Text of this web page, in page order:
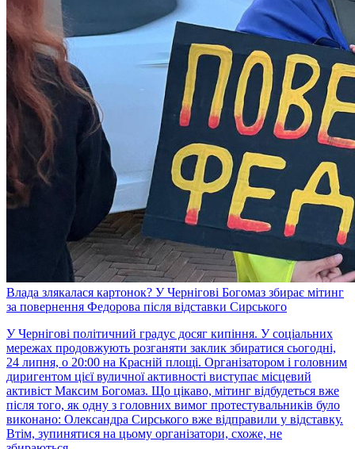
Влада злякалася картонок? У Чернігові Богомаз збирає мітинг
за повернення Федорова після відставки Сирського
У Чернігові політичний градус досяг кипіння. У соціальних
мережах продовжують розганяти заклик збиратися сьогодні,
24 липня, о 20:00 на Красній площі. Організатором і головним
диригентом цієї вуличної активності виступає місцевий
активіст Максим Богомаз. Що цікаво, мітинг відбудеться вже
після того, як одну з головних вимог протестувальників було
виконано: Олександра Сирського вже відправили у відставку.
Втім, зупинятися на цьому організатори, схоже, не